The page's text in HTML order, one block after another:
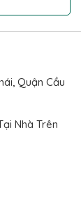
Quận Cầu
Nhà Trên